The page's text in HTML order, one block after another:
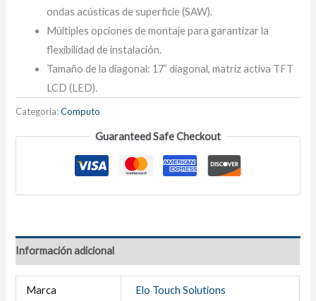
ondas acústicas de superficie (SAW).
Múltiples opciones de montaje para garantizar la
flexibilidad de instalación.
Tamaño de la diagonal: 17” diagonal, matriz activa TFT
LCD (LED).
Categoría:Computo
Guaranteed Safe Checkout
Información adicional
Marca Elo Touch Solutions